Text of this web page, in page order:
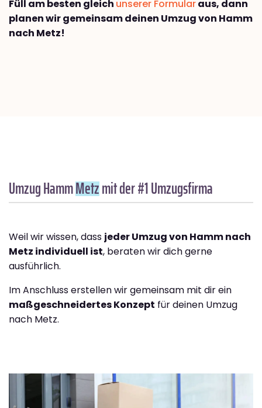
Füll am besten gleich unserer Formularaus, dann
planen wir gemeinsam deinen Umzug von Hamm
nach Metz!
Umzug HammMetzmit der #1 Umzugsfirma
Weil wir wissen, dass jeder Umzug von Hamm nach
Metz individuell ist, beraten wir dich gerne
ausführlich.
Im Anschluss erstellen wir gemeinsam mit dir ein
maßgeschneidertes Konzept für deinen Umzug
nach Metz.